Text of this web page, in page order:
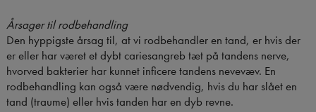
Årsager til rodbehandling
Den hyppigste årsag til, at vi rodbehandler en tand, er hvis der
er eller har været et dybt cariesangreb tæt på tandens nerve,
hvorved bakterier har kunnet inficere tandens nevevæv. En
rodbehandling kan også være nødvendig, hvis du har slået en
tand (traume) eller hvis tanden har en dyb revne.